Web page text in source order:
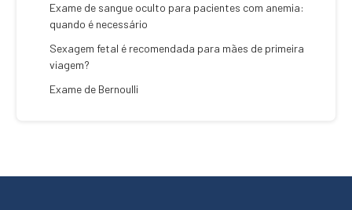
Exame de sangue oculto para pacientes com anemia:
quando é necessário
Sexagem fetal é recomendada para mães de primeira
viagem?
Exame de Bernoulli